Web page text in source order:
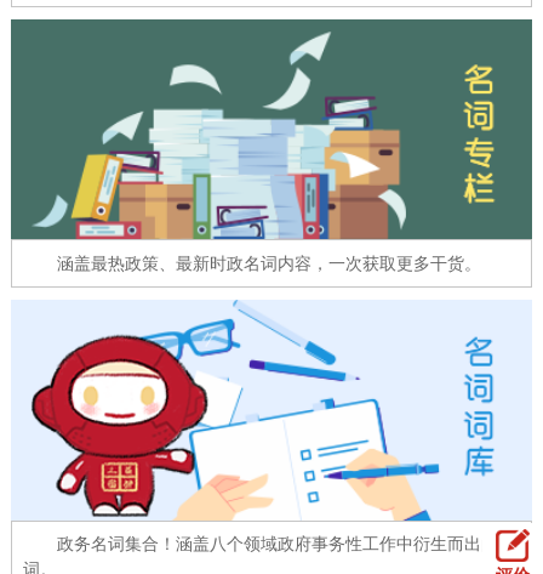
十六区概览 人文北京
绿色北京 图说北京 视频北京
多语种
ENGLISH 한국어 日本語
DEUTSCH FRANÇAIS РУССКИЙ ЯЗЫК
ESPAÑOL PORTUGUÊS
ITALIANO
涵盖最热政策、最新时政名词内容，一次获取更多干货。
政务名词集合！涵盖八个领域政府事务性工作中衍生而出的名
词。